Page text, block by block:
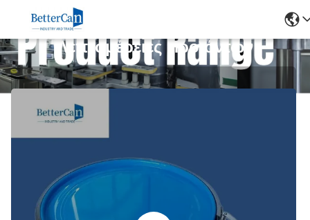
Λεπτομέρειες Προϊόντων